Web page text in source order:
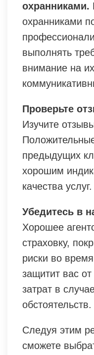
охранниками.
охранниками
выполнять
внимание на
Проверьте
Изучите
предыдущих
хорошим
качества услуг.
Убедитесь в
Хорошее
страховку,
риски во
защитит вас
затрат в
обстоятельств.
Следуя этим
сможете